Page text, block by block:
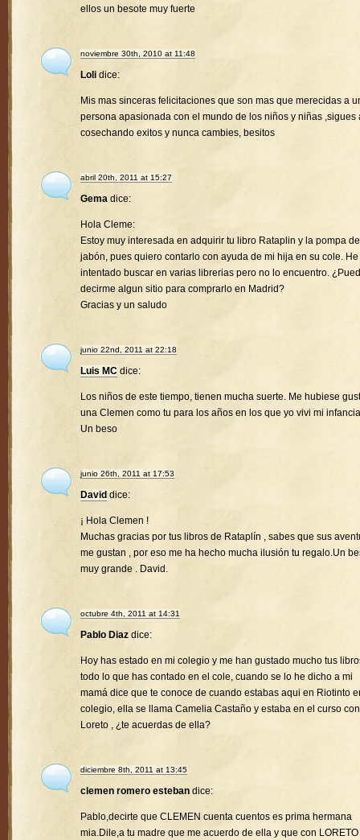
ellos un besote muy fuerte
noviembre 30th, 2010 at 11:48
Loli dice:
Mis mas sinceras felicitaciones que son mas que merecidas a
persona apasionada con el mundo de los niños y niñas ,sigues
cosechando exitos y nunca cambies, besitos
abril 20th, 2011 at 15:27
Gema dice:
Hola Cleme:
Estoy muy interesada en adquirir tu libro Rataplin y la pompa de
jabón, pues quiero contarlo con ayuda de mi hija en su cole. He
intentado buscar en varias librerias pero no lo encuentro.
decirme algun sitio para comprarlo en Madrid?
Gracias y un saludo
junio 22nd, 2011 at 22:18
Luis MC dice:
Los niños de este tiempo, tienen mucha suerte. Me hubiese
una Clemen como tu para los años en los que yo vivi mi
Un beso
junio 26th, 2011 at 17:53
David dice:
¡ Hola Clemen !
Muchas gracias por tus libros de Rataplín , sabes que sus
me gustan , por eso me ha hecho mucha ilusión tu regalo.Un
muy grande . David.
octubre 4th, 2011 at 14:31
Pablo Diaz dice:
Hoy has estado en mi colegio y me han gustado mucho tus
todo lo que has contado en el cole, cuando se lo he dicho a mi
mamá dice que te conoce de cuando estabas aqui en Riotinto
colegio, ella se llama Camelia Castaño y estaba en el curso con
Loreto , ¿te acuerdas de ella?
diciembre 8th, 2011 at 13:45
clemen romero esteban dice:
Pablo,decirte que CLEMEN cuenta cuentos es prima hermana
mia.Dile,a tu madre que me acuerdo de ella y que con LORETO